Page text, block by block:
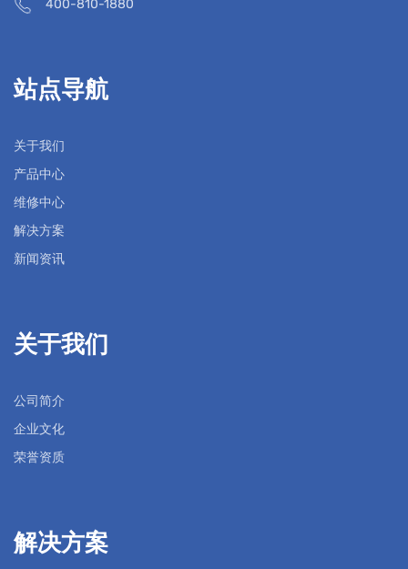
400-810-1880
站点导航
关于我们
产品中心
维修中心
解决方案
新闻资讯
关于我们
公司简介
企业文化
荣誉资质
解决方案